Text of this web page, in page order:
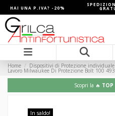
HAI UNA P.IVA? -20%
Home Dispositivi di Protezione individuale
Lavoro Milwaukee Di Protezione Bolt 100
Scopri la 🔥 TOP
In saldo!